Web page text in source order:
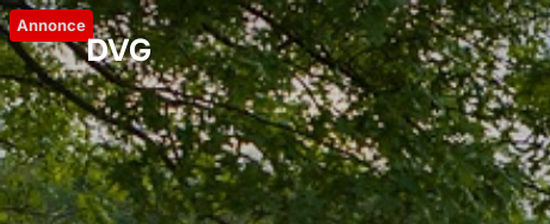
Videre
til
indhold
DVG
Annonce